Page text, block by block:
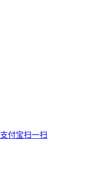
支付宝扫一扫